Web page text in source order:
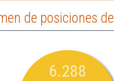
de posiciones
6.288